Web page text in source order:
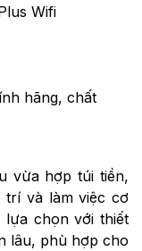
Wifi
hãng, chất
vừa hợp túi tiền,
trí và làm việc cơ
lựa chọn với thiết
lâu, phù hợp cho